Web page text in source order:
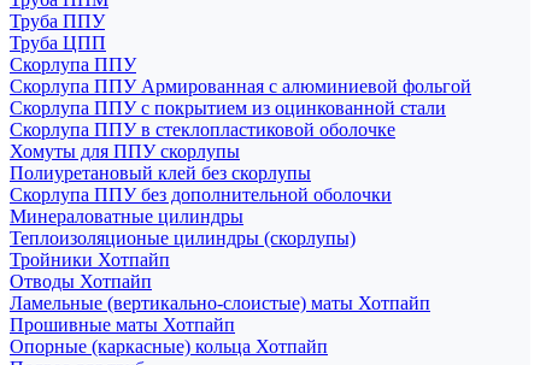
Труба ППУ
Труба ЦПП
Скорлупа ППУ
Скорлупа ППУ Армированная с алюминиевой фольгой
Скорлупа ППУ с покрытием из оцинкованной стали
Скорлупа ППУ в стеклопластиковой оболочке
Хомуты для ППУ скорлупы
Полиуретановый клей без скорлупы
Скорлупа ППУ без дополнительной оболочки
Минераловатные цилиндры
Теплоизоляционые цилиндры (скорлупы)
Тройники Хотпайп
Отводы Хотпайп
Ламельные (вертикально-слоистые) маты Хотпайп
Прошивные маты Хотпайп
Опорные (каркасные) кольца Хотпайп